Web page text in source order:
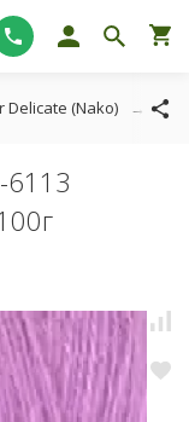
Delicate (Nako)
6113